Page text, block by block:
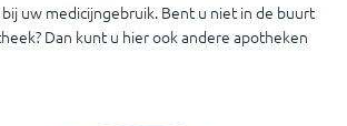
uw medicijngebruik. Bent u niet in de buurt
Dan kunt u hier ook andere apotheken